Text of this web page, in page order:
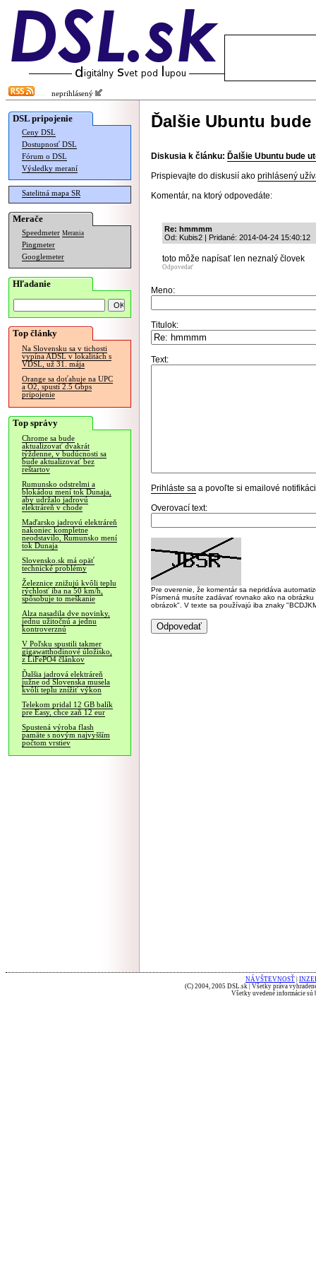
neprihlásený
DSL pripojenie
Ceny DSL
Dostupnosť DSL
Fórum o DSL
Výsledky meraní
Satelitná mapa SR
Merače
Speedmeter Merania
Pingmeter
Googlemeter
Hľadanie
Top články
Na Slovensku sa v tichosti
vypína ADSL v lokalitách s
VDSL, už 31. mája
Orange sa doťahuje na UPC
a O2, spustí 2.5 Gbps
pripojenie
Top správy
Chrome sa bude
aktualizovať dvakrát
týždenne, v budúcnosti sa
bude aktualizovať bez
reštartov
Rumunsko odstrelmi a
blokádou mení tok Dunaja,
aby udržalo jadrovú
elektráreň v chode
Maďarsko jadrovú elektráreň
nakoniec kompletne
neodstavilo, Rumunsko mení
tok Dunaja
Slovensko.sk má opäť
technické problémy
Železnice znižujú kvôli teplu
rýchlosť iba na 50 km/h,
spôsobuje to meškanie
Alza nasadila dve novinky,
jednu užitočnú a jednu
kontroverznú
V Poľsku spustili takmer
gigawatthodinové úložisko,
z LiFePO4 článkov
Ďalšia jadrová elektráreň
južne od Slovenska musela
kvôli teplu znížiť výkon
Telekom pridal 12 GB balík
pre Easy, chce zaň 12 eur
Spustená výroba flash
pamäte s novým najvyšším
počtom vrstiev
Ďalšie Ubuntu
Diskusia k článku: Ďalšie Ubuntu bude
Prispievajte do diskusií ako prihlásený
Komentár, na ktorý odpovedáte:
Re: hmmmm
Od: Kubis2 | Pridané: 2014-04-24 15:40:12
toto môže napísať len neznalý človek
Odpovedať
Meno:
Titulok:
Text:
Prihláste sa a povoľte si emailové
Overovací text:
Pre overenie, že komentár sa nepridáva
Písmená musíte zadávať rovnako ako na
obrázok". V texte sa používajú iba znaky
NÁVŠTEVNOSŤ
(C) 2004, 2005 DSL.sk | Všetky práva
Všetky uvedené informácie sú